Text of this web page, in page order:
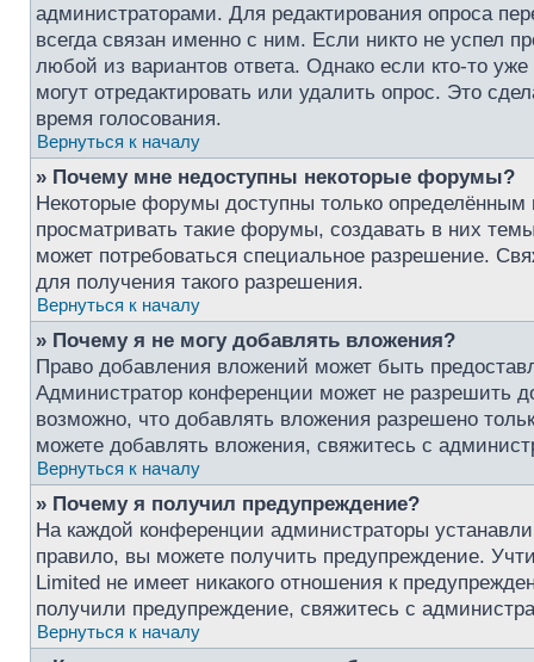
администраторами. Для редактирования опроса
всегда связан именно с ним. Если никто не успел
любой из вариантов ответа. Однако если кто-то
могут отредактировать или удалить опрос. Это
время голосования.
Вернуться к началу
» Почему мне недоступны некоторые форумы?
Некоторые форумы доступны только
просматривать такие форумы, создавать в них
может потребоваться специальное разрешение.
для получения такого разрешения.
Вернуться к началу
» Почему я не могу добавлять вложения?
Право добавления вложений может быть
Администратор конференции может не разрешить
возможно, что добавлять вложения разрешено
можете добавлять вложения, свяжитесь с
Вернуться к началу
» Почему я получил предупреждение?
На каждой конференции администраторы
правило, вы можете получить предупреждение.
Limited не имеет никакого отношения к
получили предупреждение, свяжитесь с
Вернуться к началу